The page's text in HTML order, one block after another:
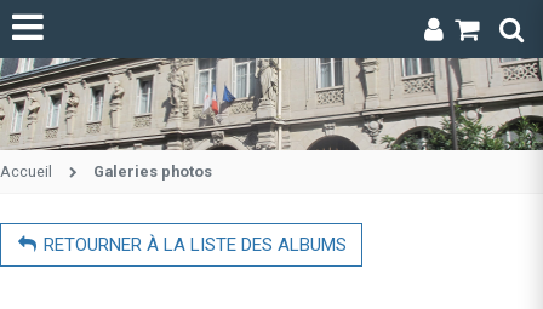
Accueil Galeries photos
RETOURNER À LA LISTE DES ALBUMS